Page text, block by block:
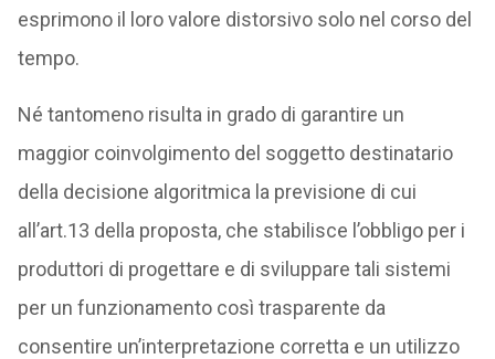
esprimono il loro valore distorsivo solo nel corso del
tempo.
Né tantomeno risulta in grado di garantire un
maggior coinvolgimento del soggetto destinatario
della decisione algoritmica la previsione di cui
all’art.13 della proposta, che stabilisce l’obbligo per i
produttori di progettare e di sviluppare tali sistemi
per un funzionamento così trasparente da
consentire un’interpretazione corretta e un utilizzo